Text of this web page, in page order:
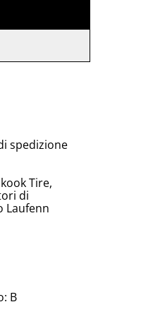
spedizione
Tire,
di
Laufenn
B